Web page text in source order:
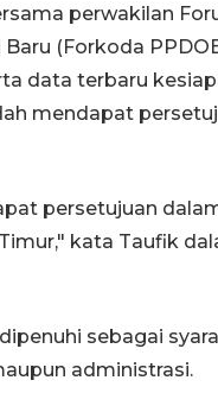
perwakilan
(Forkoda
data terbaru
mendapat
persetujuan
kata Taufik
sebagai
administrasi.